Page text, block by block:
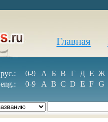
Главная
рус.: 0-9 А Б В Г Д Е Ж
eng.:
0-9 A B C D E F G